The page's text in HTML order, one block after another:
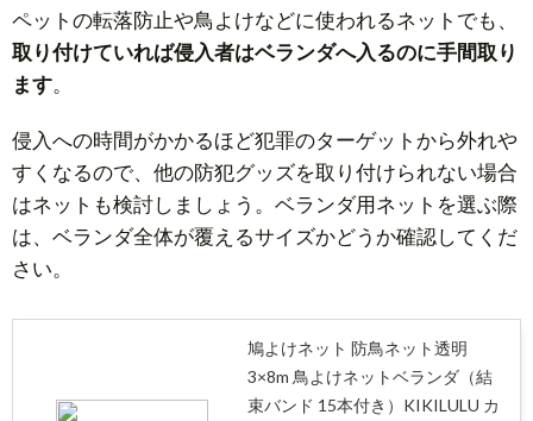
ペットの転落防止や鳥よけなどに使われるネットでも、
取り付けていれば侵入者はベランダへ入るのに手間取り
ます。
侵入への時間がかかるほど犯罪のターゲットから外れや
すくなるので、他の防犯グッズを取り付けられない場合
はネットも検討しましょう。ベランダ用ネットを選ぶ際
は、ベランダ全体が覆えるサイズかどうか確認してくだ
さい。
鳩よけネット 防鳥ネット透明
3×8m 鳥よけネットベランダ（結
束バンド 15本付き）KIKILULU カ